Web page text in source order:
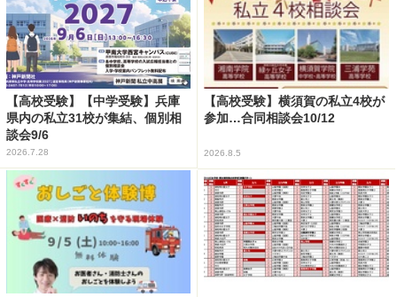
【高校受験】【中学受験】兵庫
県内の私立31校が集結、個別相
談会9/6
2026.7.28
【高校受験】横須賀の私立4校が
参加…合同相談会10/12
2026.8.5